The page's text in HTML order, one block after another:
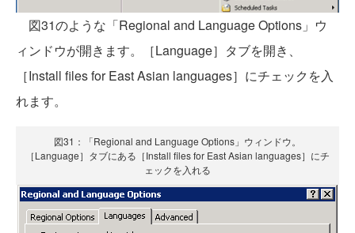
図31のような「Regional and Language Options」ウ
ィンドウが開きます。［Language］タブを開き、
［Install files for East Asian languages］にチェックを入
れます。
図31：「Regional and Language Options」ウィンドウ。
［Language］タブにある［Install files for East Asian languages］にチ
ェックを入れる